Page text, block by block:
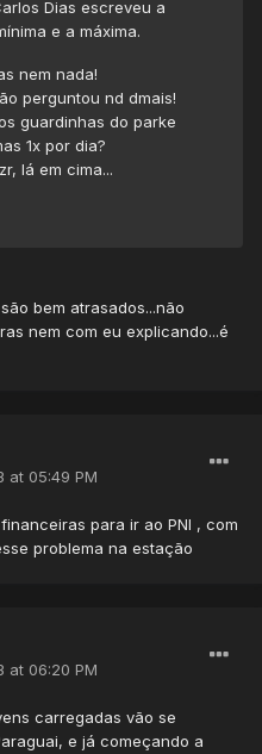
Dias escreveu a
e a máxima.
nem nada!
perguntou nd dmais!
guardinhas do parke
1x por dia?
lá em cima...
bem atrasados...não
nem com eu explicando...é
at 05:49 PM
para ir ao PNI , com
problema na estação
at 06:20 PM
carregadas vão se
e já começando a